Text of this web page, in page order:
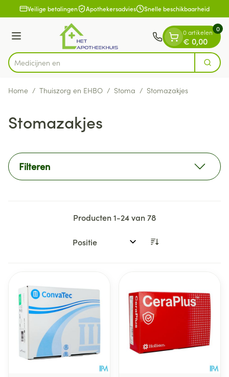
Ga naar de inhoud
1 van 1Veilige betalingen Apothekersadvies Snelle beschikbaarheid
Menu
Product, merk, categorie... Zoek
0 artikelen
€ 0,00
0
Home / Thuiszorg en EHBO / Stoma / Stomazakjes
Stomazakjes
Filteren
Producten1-24van78
Sorteer op: